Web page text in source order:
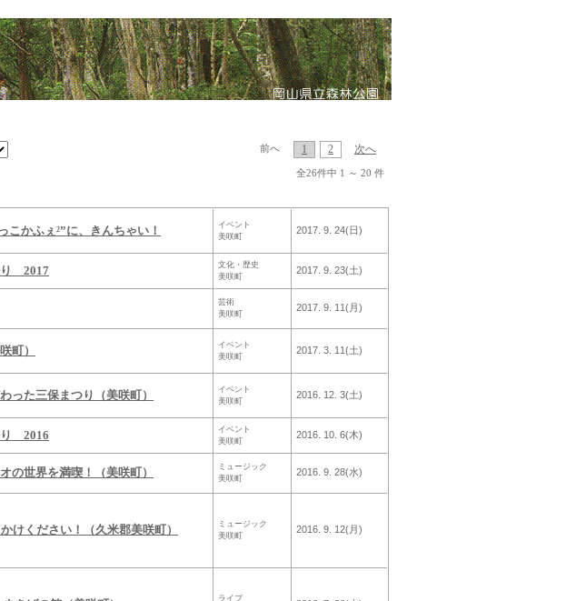
前へ 1 2 次へ
全26件中 1 ～ 20 件
かふぇ²”に、きんちゃい！
イベント
美咲町
2017. 9. 24(日)
り 2017
文化・歴史
美咲町
2017. 9. 23(土)
芸術
美咲町
2017. 9. 11(月)
町）
イベント
美咲町
2017. 3. 11(土)
た三保まつり（美咲町）
イベント
美咲町
2016. 12. 3(土)
り 2016
イベント
美咲町
2016. 10. 6(木)
の世界を満喫！（美咲町）
ミュージック
美咲町
2016. 9. 28(水)
けください！（久米郡美咲町）
ミュージック
美咲町
2016. 9. 12(月)
ライブ